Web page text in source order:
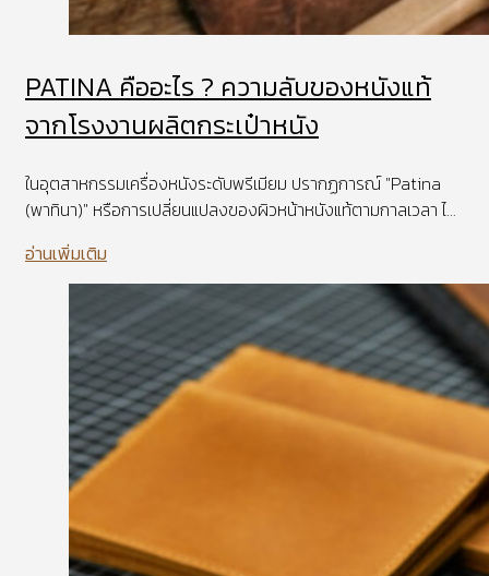
PATINA คืออะไร ? ความลับของหนังแท้
จากโรงงานผลิตกระเป๋าหนัง
ในอุตสาหกรรมเครื่องหนังระดับพรีเมียม ปรากฏการณ์ "Patina
(พาทินา)" หรือการเปลี่ยนแปลงของผิวหน้าหนังแท้ตามกาลเวลา ไ...
อ่านเพิ่มเติม